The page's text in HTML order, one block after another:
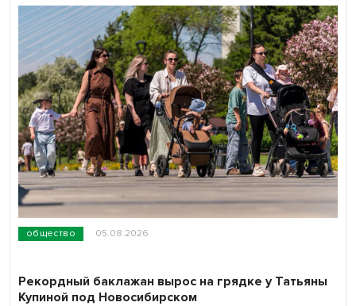
общество 05.08.2026
Рекордный баклажан вырос на грядке у Татьяны
Купиной под Новосибирском